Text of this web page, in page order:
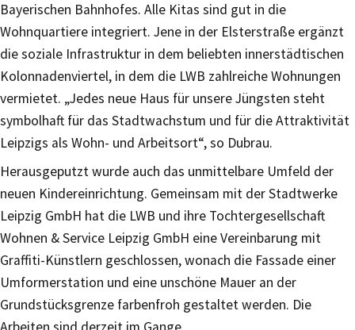
Bayerischen Bahnhofes. Alle Kitas sind gut in die
Wohnquartiere integriert. Jene in der Elsterstraße ergänzt
die soziale Infrastruktur in dem beliebten innerstädtischen
Kolonnadenviertel, in dem die LWB zahlreiche Wohnungen
vermietet. „Jedes neue Haus für unsere Jüngsten steht
symbolhaft für das Stadtwachstum und für die Attraktivität
Leipzigs als Wohn- und Arbeitsort“, so Dubrau.
Herausgeputzt wurde auch das unmittelbare Umfeld der
neuen Kindereinrichtung. Gemeinsam mit der Stadtwerke
Leipzig GmbH hat die LWB und ihre Tochtergesellschaft
Wohnen & Service Leipzig GmbH eine Vereinbarung mit
Graffiti-Künstlern geschlossen, wonach die Fassade einer
Umform­erstation und eine unschöne Mauer an der
Grundstücksgrenze farbenfroh gestaltet werden. Die